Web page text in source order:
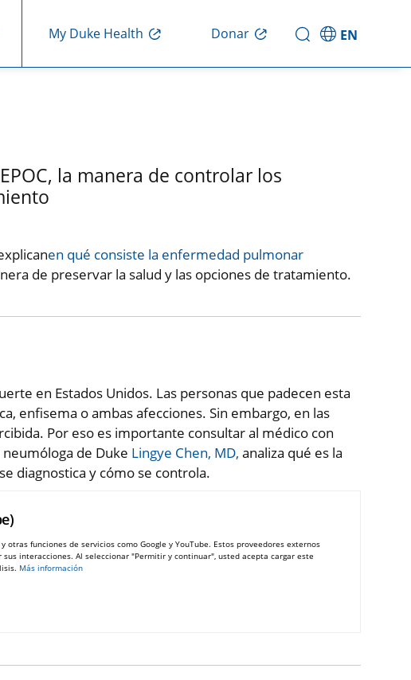
My Duke Health Donar EN
la manera de controlar los
en qué consiste la enfermedad pulmonar
de preservar la salud y las opciones de tratamiento.
en Estados Unidos. Las personas que padecen esta
enfisema o ambas afecciones. Sin embargo, en las
Por eso es importante consultar al médico con
de Duke Lingye Chen, MD, analiza qué es la
diagnostica y cómo se controla.
funciones de servicios como Google y YouTube. Estos proveedores externos
interacciones. Al seleccionar "Permitir y continuar", usted acepta cargar este
Más información